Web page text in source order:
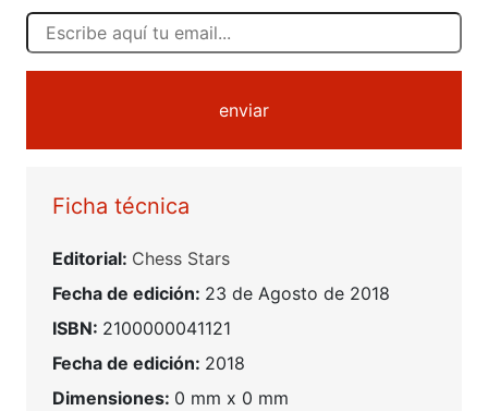
enviar
Ficha técnica
Editorial: Chess Stars
Fecha de edición: 23 de Agosto de 2018
ISBN: 2100000041121
Fecha de edición: 2018
Dimensiones: 0 mm x 0 mm